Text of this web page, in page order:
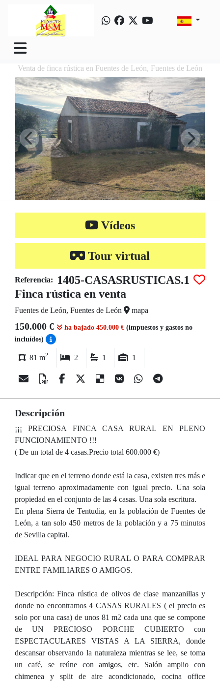
Venta de finca rústica en Fuentes de León, Fuentes de León
Vídeos
Tour virtual
Referencia:
1405-CASASRUSTICAS.1
Finca rústica en venta
Fuentes de León, Fuentes de León mapa
150.000 € ha bajado 450.000 € (impuestos y gastos no
incluídos)
81 m2 2 1 1
Descripción
¡¡¡ PRECIOSA FINCA CASA RURAL EN PLENO
FUNCIONAMIENTO !!!
( De un total de 4 casas.Precio total 600.000 €)
Indicar que en el terreno donde está la casa, existen tres más e
igual terreno aproximadamente con igual precio. Una sola
propiedad en el conjunto de las 4 casas. Una sola escritura.
En plena Sierra de Tentudia, en la población de Fuentes de
León, a tan solo 450 metros de la población y a 75 minutos
de Sevilla capital.
IDEAL PARA NEGOCIO RURAL O PARA COMPRAR
ENTRE FAMILIARES O AMIGOS.
Descripción: Finca rústica de olivos de clase manzanillas y
donde no encontramos 4 CASAS RURALES ( el precio es
solo por una casa) de unos 81 m2 cada una que se compone
de UN PRECIOSO PORCHE CUBIERTO con
ESPECTACULARES VISTAS A LA SIERRA, donde
descansar observando la naturaleza mientras se lee, se toma
un café, se reúne con amigos, etc. Salón amplio con
chimenea y split de aire acondicionado, cocina office